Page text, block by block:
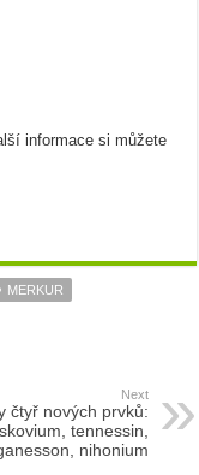
informace si můžete
MERKUR
Next
čtyř nových prvků:
tennessin,
nihonium